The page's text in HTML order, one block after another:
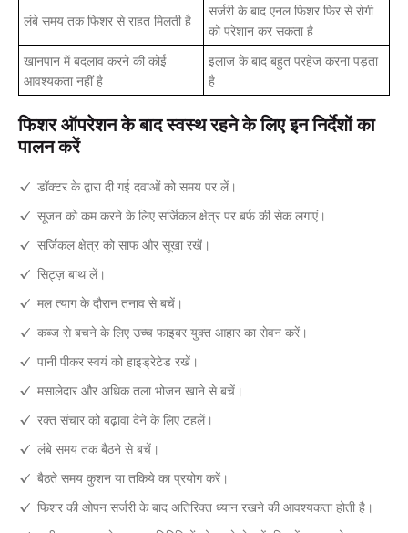
लंबे समय तक फिशर से राहत मिलती है
सर्जरी के बाद एनल फिशर फिर से रोगी
को परेशान कर सकता है
खानपान में बदलाव करने की कोई
आवश्यकता नहीं है
इलाज के बाद बहुत परहेज करना पड़ता
है
फिशर ऑपरेशन के बाद स्वस्थ रहने के लिए इन निर्देशों का
पालन करें
डॉक्टर के द्वारा दी गई दवाओं को समय पर लें।
सूजन को कम करने के लिए सर्जिकल क्षेत्र पर बर्फ की सेक लगाएं।
सर्जिकल क्षेत्र को साफ और सूखा रखें।
सिट्ज़ बाथ लें।
मल त्याग के दौरान तनाव से बचें।
कब्ज से बचने के लिए उच्च फाइबर युक्त आहार का सेवन करें।
पानी पीकर स्वयं को हाइड्रेटेड रखें।
मसालेदार और अधिक तला भोजन खाने से बचें।
रक्त संचार को बढ़ावा देने के लिए टहलें।
लंबे समय तक बैठने से बचें।
बैठते समय कुशन या तकिये का प्रयोग करें।
फिशर की ओपन सर्जरी के बाद अतिरिक्त ध्यान रखने की आवश्यकता होती है।